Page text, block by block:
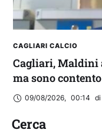
CAGLIARI CALCIO
Cagliari, Maldini
ma sono
09/08/2026, 00:14 di
Cerca